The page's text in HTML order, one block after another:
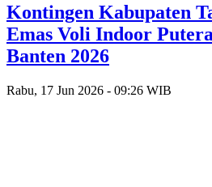
Kontingen Kabupaten
Emas Voli Indoor
Banten 2026
Rabu, 17 Jun 2026 - 09:26 WIB